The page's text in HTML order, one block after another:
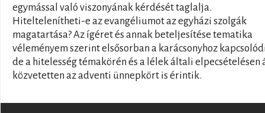
egymással való viszonyának kérdését taglalja.
Hiteltelenítheti-e az evangéliumot az egyházi szolgák
magatartása? Az ígéret és annak beteljesítése tematika
véleményem szerint elsősorban a karácsonyhoz
de a hitelesség témakörén és a lélek általi elpecsételésen
közvetetten az adventi ünnepkört is érintik.